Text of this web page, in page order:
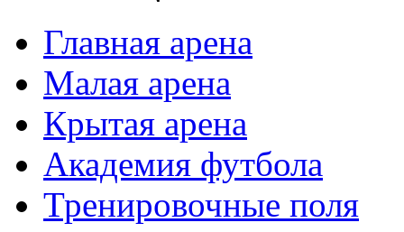
Главная арена
Малая арена
Крытая арена
Академия футбола
Тренировочные поля